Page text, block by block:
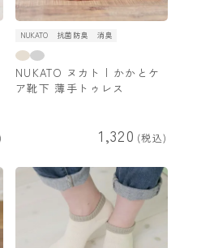
NUKATO 抗菌防臭 消臭
NUKATO ヌカト | かかとケ
ア靴下 薄手トゥレス
1,320 税込